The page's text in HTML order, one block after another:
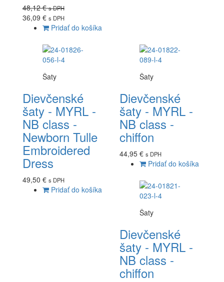
48,12 €s DPH
36,09 € s DPH
Pridať do košíka
Šaty
Dievčenské
šaty - MYRL -
NB class -
Newborn Tulle
Embroidered
Dress
49,50 € s DPH
Pridať do košíka
Šaty
Dievčenské
šaty - MYRL -
NB class -
chiffon
44,95 € s DPH
Pridať do košíka
Šaty
Dievčenské
šaty - MYRL -
NB class -
chiffon